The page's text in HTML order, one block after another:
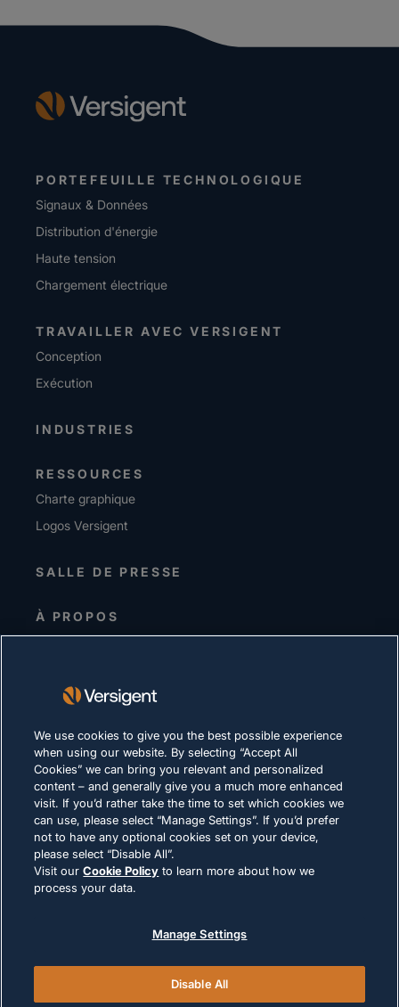
PORTEFEUILLE TECHNOLOGIQUE
Signaux & Données
Distribution d'énergie
Haute tension
Chargement électrique
TRAVAILLER AVEC VERSIGENT
Conception
Exécution
INDUSTRIES
RESSOURCES
Charte graphique
Logos Versigent
SALLE DE PRESSE
À PROPOS
Equipe de direction
Fournisseurs
CARRIÈRES
DÉCLARATION DE CONFIDENTIALITÉ
Conditions d'utilisation
Politique relative aux cookies
We use cookies to give you the best possible experience
when using our website. By selecting “Accept All
Cookies” we can bring you relevant and personalized
content – and generally give you a much more enhanced
visit. If you’d rather take the time to set which cookies we
can use, please select “Manage Settings”. If you’d prefer
not to have any optional cookies set on your device,
please select “Disable All”.
Visit ourCookie Policy to learn more about how we
process your data.
Manage Settings
Disable All